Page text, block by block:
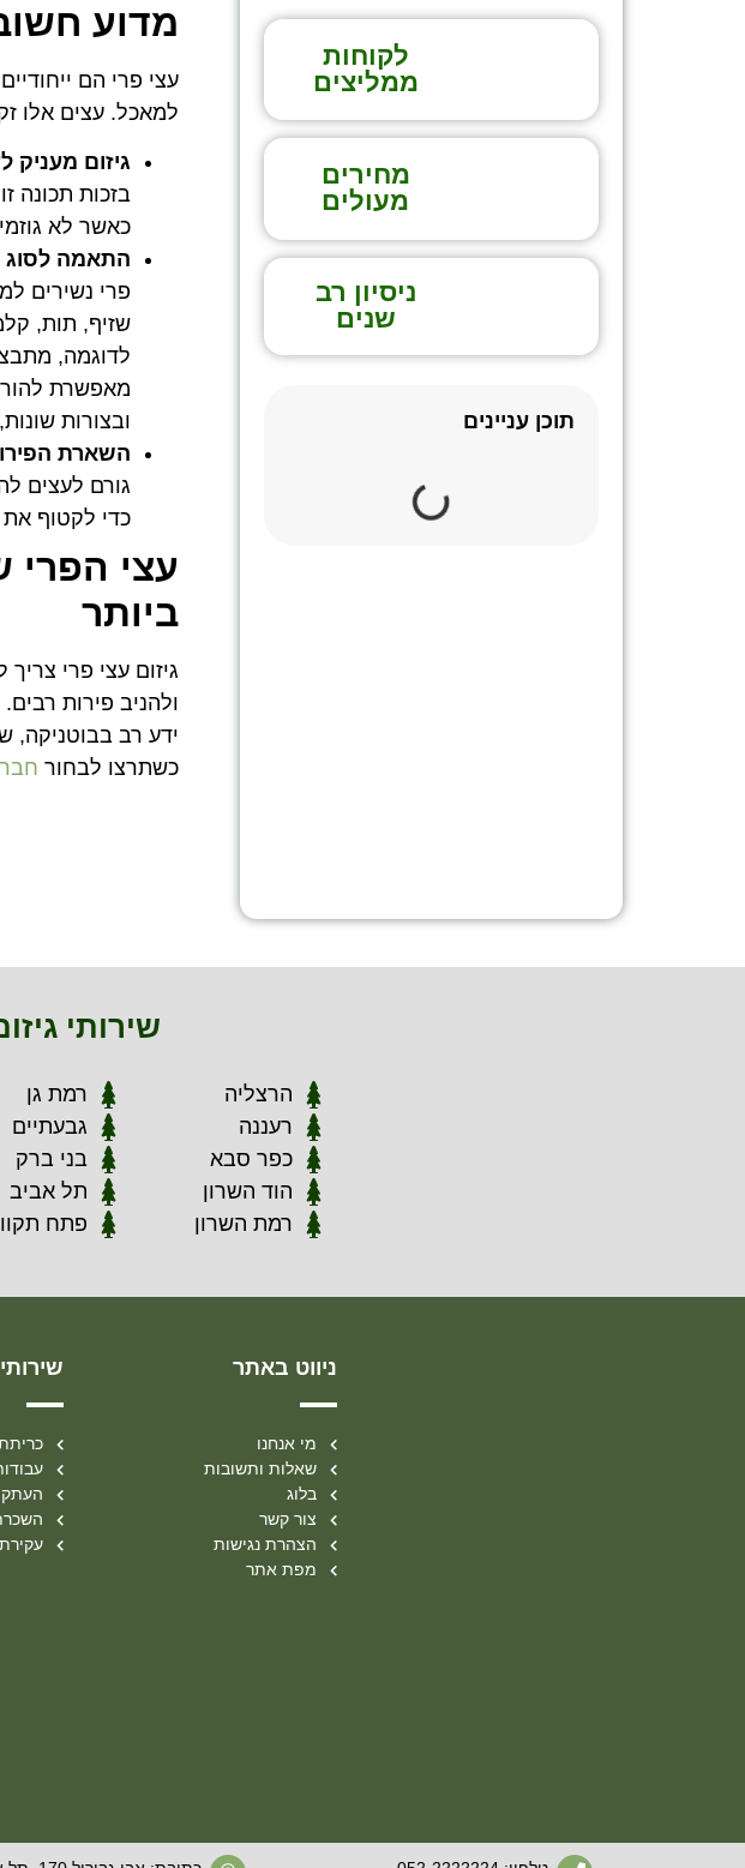
לקוחות
ממליצים
מחירים
מעולים
ניסיון רב
שנים
תוכן עניינים
מדוע
עצי פרי הם
למאכל. עצים אלו
גיזום
בזכות תכונה
כאשר לא
התאמה לסוג
פרי נשירים
שזיף, תות,
לדוגמה,
מאפשרת
ובצורות
השארת
גורם לעצים
כדי לקטוף
עצי הפרי
ביותר
גיזום עצי פרי
ולהניב פירות
ידע רב בבוטניקה,
כשתרצו לבחור
שירותי
הרצליה
רעננה
כפר סבא
הוד השרון
רמת השרון
רמת גן
גבעתיים
בני ברק
תל אביב
פתח
ניווט באתר
מי אנחנו
שאלות ותשובות
בלוג
צור קשר
הצהרת נגישות
מפת אתר